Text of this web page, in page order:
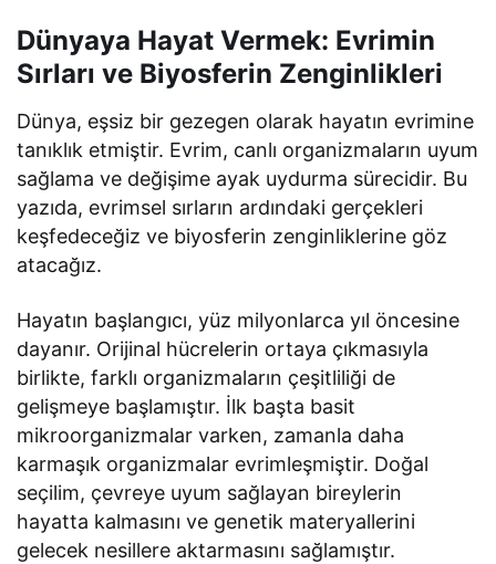
Dünyaya Hayat Vermek: Evrimin
Sırları ve Biyosferin Zenginlikleri
Dünya, eşsiz bir gezegen olarak hayatın evrimine
tanıklık etmiştir. Evrim, canlı organizmaların uyum
sağlama ve değişime ayak uydurma sürecidir. Bu
yazıda, evrimsel sırların ardındaki gerçekleri
keşfedeceğiz ve biyosferin zenginliklerine göz
atacağız.
Hayatın başlangıcı, yüz milyonlarca yıl öncesine
dayanır. Orijinal hücrelerin ortaya çıkmasıyla
birlikte, farklı organizmaların çeşitliliği de
gelişmeye başlamıştır. İlk başta basit
mikroorganizmalar varken, zamanla daha
karmaşık organizmalar evrimleşmiştir. Doğal
seçilim, çevreye uyum sağlayan bireylerin
hayatta kalmasını ve genetik materyallerini
gelecek nesillere aktarmasını sağlamıştır.